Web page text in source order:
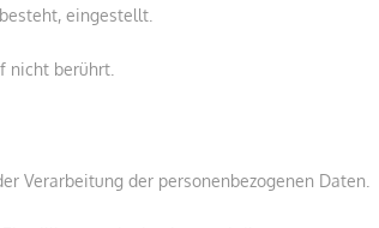
eingestellt.
nicht berührt.
Verarbeitung der personenbezogenen Daten.